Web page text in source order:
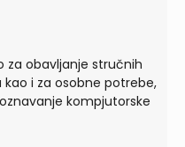
za obavljanje stručnih
i za osobne potrebe,
kompjutorske